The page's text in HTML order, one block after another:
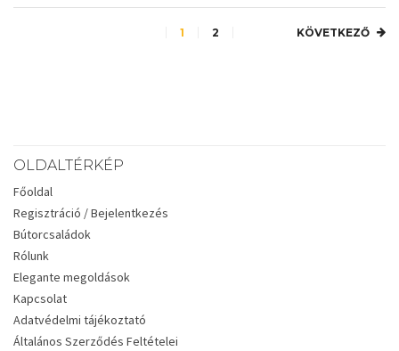
1 2 KÖVETKEZŐ
OLDALTÉRKÉP
Főoldal
Regisztráció / Bejelentkezés
Bútorcsaládok
Rólunk
Elegante megoldások
Kapcsolat
Adatvédelmi tájékoztató
Általános Szerződés Feltételei